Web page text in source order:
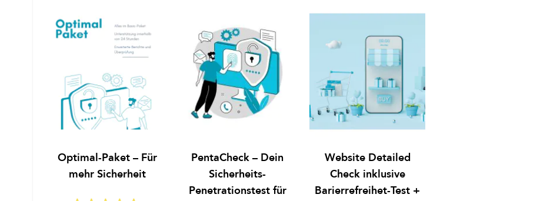
Optimal-Paket – Für
mehr Sicherheit
PentaCheck – Dein
Sicherheits-
Penetrationstest für
Website Detailed
Check inklusive
Barierrefreihet-Test +